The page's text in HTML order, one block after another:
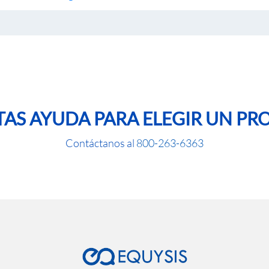
AYUDA PARA ELEGIR UN
Contáctanos al 800-263-6363